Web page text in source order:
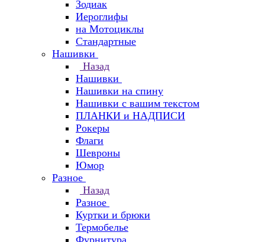
Зодиак
Иероглифы
на Мотоциклы
Стандартные
Нашивки
Назад
Нашивки
Нашивки на спину
Нашивки с вашим текстом
ПЛАНКИ и НАДПИСИ
Рокеры
Флаги
Шевроны
Юмор
Разное
Назад
Разное
Куртки и брюки
Термобелье
Фурнитура